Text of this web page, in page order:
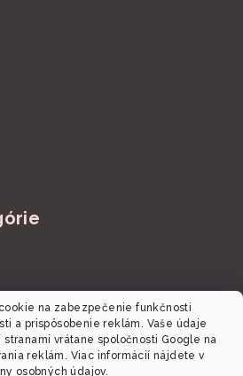
na zabezpečenie funkčnosti
a prispôsobenie reklám. Vaše údaje
vrátane spoločnosti Google na
reklám. Viac informácií nájdete v
osobných údajov.